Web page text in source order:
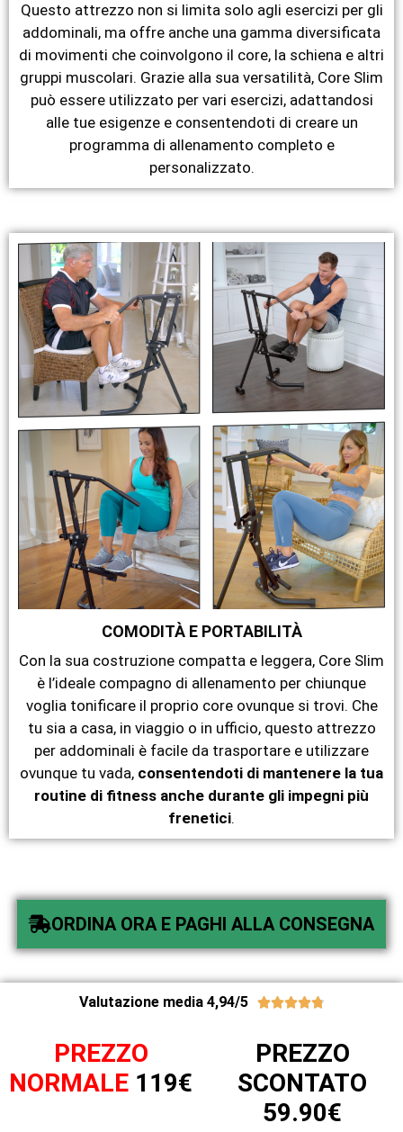
Questo attrezzo non si limita solo agli esercizi per gli
addominali, ma offre anche una gamma diversificata
di movimenti che coinvolgono il core, la schiena e altri
gruppi muscolari. Grazie alla sua versatilità, Core Slim
può essere utilizzato per vari esercizi, adattandosi
alle tue esigenze e consentendoti di creare un
programma di allenamento completo e
personalizzato.
COMODITÀ E PORTABILITÀ
Con la sua costruzione compatta e leggera, Core Slim
è l’ideale compagno di allenamento per chiunque
voglia tonificare il proprio core ovunque si trovi. Che
tu sia a casa, in viaggio o in ufficio, questo attrezzo
per addominali è facile da trasportare e utilizzare
ovunque tu vada, consentendoti di mantenere la tua
routine di fitness anche durante gli impegni più
frenetici.
ORDINA ORA E PAGHI ALLA CONSEGNA
Valutazione media 4,94/5 
PREZZO
NORMALE 119€
PREZZO
SCONTATO
59.90€